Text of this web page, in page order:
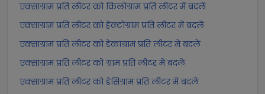
एक्साग्राम प्रति लीटर को किलोग्राम प्रति लीटर में बदलें
एक्साग्राम प्रति लीटर को हेक्टोग्राम प्रति लीटर में बदलें
एक्साग्राम प्रति लीटर को डेकाग्राम प्रति लीटर में बदलें
एक्साग्राम प्रति लीटर को ग्राम प्रति लीटर में बदलें
एक्साग्राम प्रति लीटर को डेसिग्राम प्रति लीटर में बदलें